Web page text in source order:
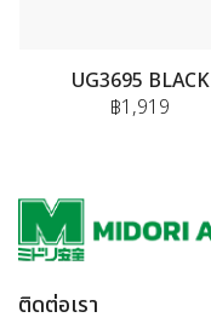
UG3695 BLACK
฿1,919
ติดต่อเรา